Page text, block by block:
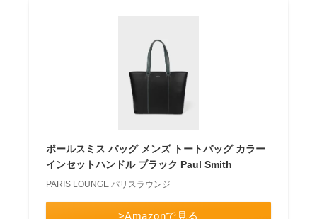
ポールスミス バッグ メンズ トートバッグ カラー
インセットハンドル ブラック Paul Smith
PARIS LOUNGE パリスラウンジ
>Amazonで見る